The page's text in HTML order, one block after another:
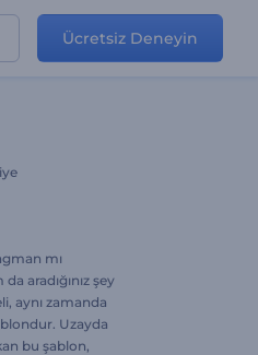
Ücretsiz Deneyin
mı
aradığınız şey
aynı zamanda
Uzayda
bu şablon,